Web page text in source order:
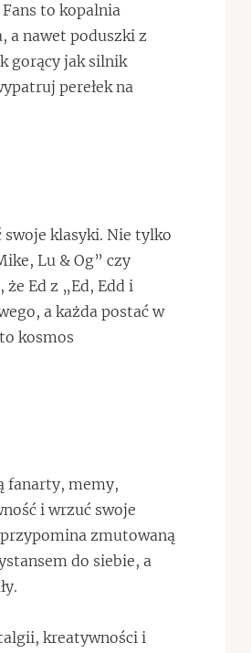
to kopalnia
a nawet poduszki z
gorący jak silnik
perełek na
swoje klasyki. Nie tylko
Lu & Og” czy
Ed z „Ed, Edd i
a każda postać w
kosmos
fanarty, memy,
i wrzuć swoje
zmutowaną
do siebie, a
kreatywności i